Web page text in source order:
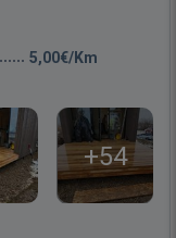
5,00€/Km
+54